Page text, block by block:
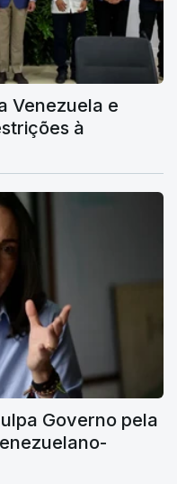
Venezuela e
à
Governo pela